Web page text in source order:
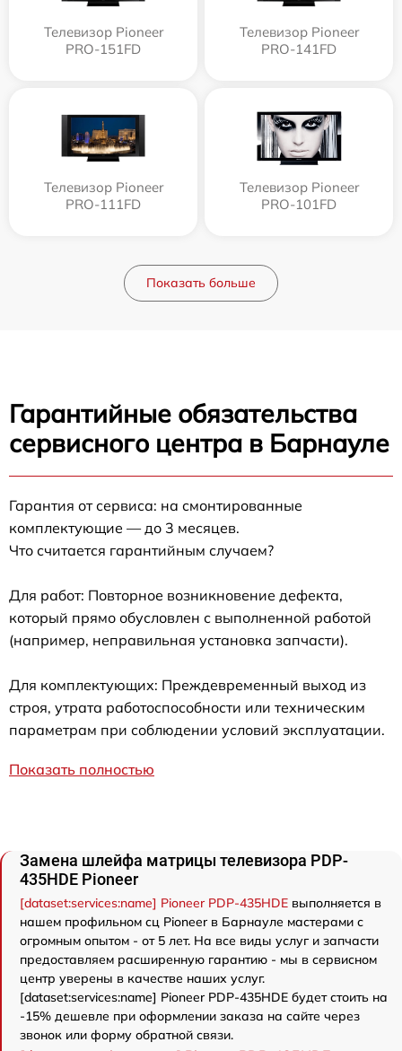
Телевизор Pioneer
PRO-151FD
Телевизор Pioneer
PRO-141FD
Телевизор Pioneer
PRO-111FD
Телевизор Pioneer
PRO-101FD
Показать больше
Гарантийные обязательства
сервисного центра в Барнауле
Гарантия от сервиса: на смонтированные
комплектующие — до 3 месяцев.
Что считается гарантийным случаем?
Для работ: Повторное возникновение дефекта,
который прямо обусловлен с выполненной работой
(например, неправильная установка запчасти).
Для комплектующих: Преждевременный выход из
строя, утрата работоспособности или техническим
параметрам при соблюдении условий эксплуатации.
Показать полностью
Замена шлейфа матрицы телевизора PDP-
435HDE Pioneer
[dataset:services:name] Pioneer PDP-435HDE выполняется в
нашем профильном сц Pioneer в Барнауле мастерами с
огромным опытом - от 5 лет. На все виды услуг и запчасти
предоставляем расширенную гарантию - мы в сервисном
центр уверены в качестве наших услуг.
[dataset:services:name] Pioneer PDP-435HDE будет стоить на
-15% дешевле при оформлении заказа на сайте через
звонок или форму обратной связи.